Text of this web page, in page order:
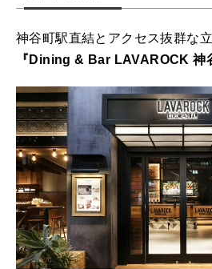
神谷町駅直結とアクセス抜群な
『Dining & Bar LAVAROCK 神